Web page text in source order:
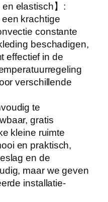
en elastisch】:
krachtige
constante
beschadigen,
effectief in de
verschillende
te
gratis
kleine ruimte
en praktisch,
en de
maar we geven
installatie-